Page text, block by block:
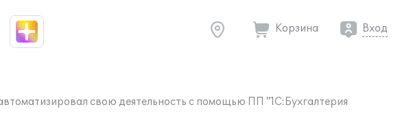
Корзина Вход
свою деятельность с помощью ПП "1С:Бухгалтерия